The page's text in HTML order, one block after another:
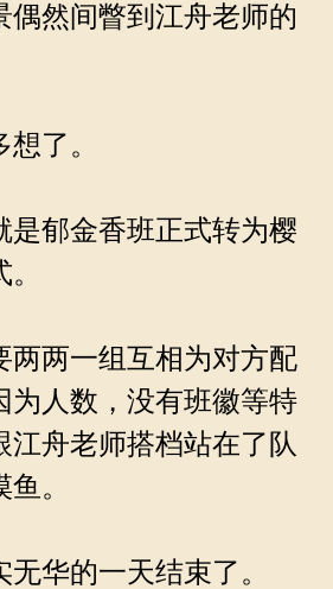
然间瞥到江舟老师的
了。
郁金香班正式转为樱
两一组互相为对方配
为人数，没有班徽等特
江舟老师搭档站在了队
。
华的一天结束了。